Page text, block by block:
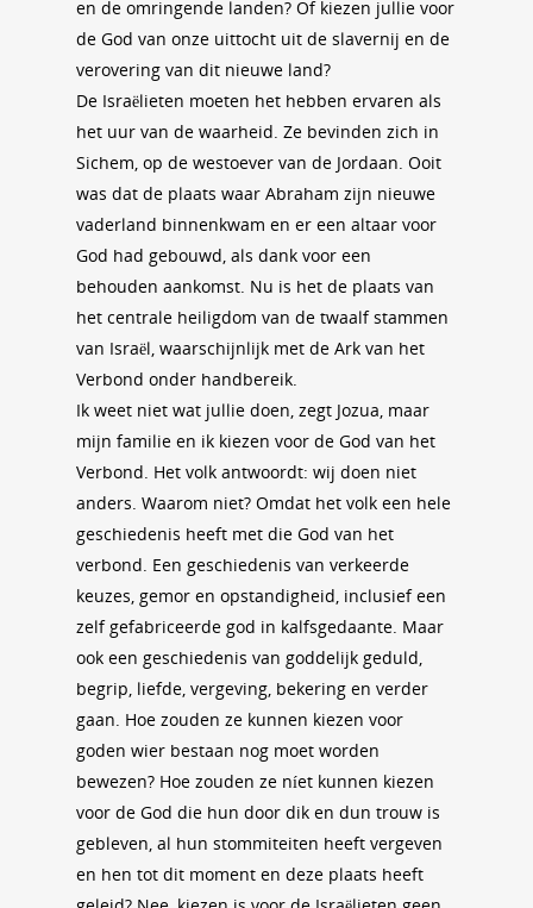
en de omringende landen? Of kiezen jullie voor
de God van onze uittocht uit de slavernij en de
verovering van dit nieuwe land?
De Israëlieten moeten het hebben ervaren als
het uur van de waarheid. Ze bevinden zich in
Sichem, op de westoever van de Jordaan. Ooit
was dat de plaats waar Abraham zijn nieuwe
vaderland binnenkwam en er een altaar voor
God had gebouwd, als dank voor een
behouden aankomst. Nu is het de plaats van
het centrale heiligdom van de twaalf stammen
van Israël, waarschijnlijk met de Ark van het
Verbond onder handbereik.
Ik weet niet wat jullie doen, zegt Jozua, maar
mijn familie en ik kiezen voor de God van het
Verbond. Het volk antwoordt: wij doen niet
anders. Waarom niet? Omdat het volk een hele
geschiedenis heeft met die God van het
verbond. Een geschiedenis van verkeerde
keuzes, gemor en opstandigheid, inclusief een
zelf gefabriceerde god in kalfsgedaante. Maar
ook een geschiedenis van goddelijk geduld,
begrip, liefde, vergeving, bekering en verder
gaan. Hoe zouden ze kunnen kiezen voor
goden wier bestaan nog moet worden
bewezen? Hoe zouden ze níet kunnen kiezen
voor de God die hun door dik en dun trouw is
gebleven, al hun stommiteiten heeft vergeven
en hen tot dit moment en deze plaats heeft